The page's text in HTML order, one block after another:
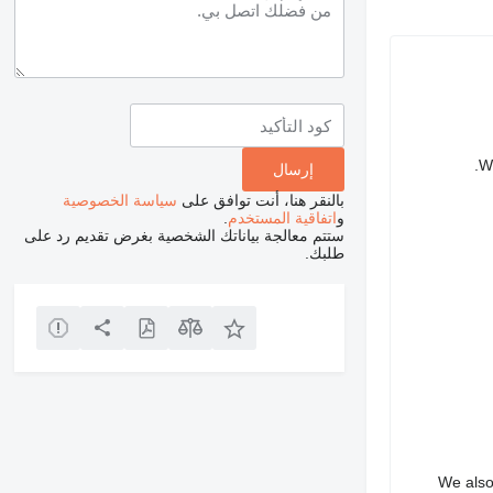
We
بالنقر هنا، أنت توافق على سياسة الخصوصية
واتفاقية المستخدم
ستتم معالجة بياناتك الشخصية بغرض تقديم رد على
طلبك.